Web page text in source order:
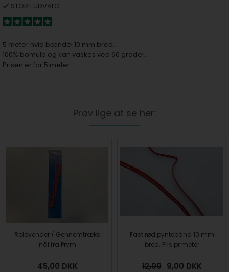
STORT UDVALG
5 meter hvid bændel 10 mm bred.
100% bomuld og kan vaskes ved 60 grader.
Prisen er for 5 meter.
Prøv lige at se her:
Rolovender / Gennemtræks
nål fra Prym
45,00 DKK
Fast rød pyntebånd 10 mm
bred. Pris pr meter
12,00 9,00 DKK